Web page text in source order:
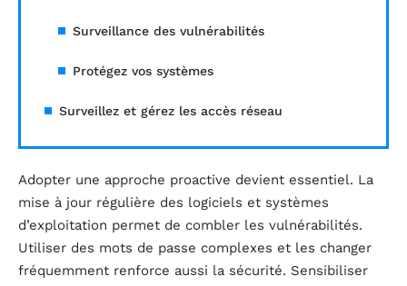
Surveillance des vulnérabilités
Protégez vos systèmes
Surveillez et gérez les accès réseau
Adopter une approche proactive devient essentiel. La
mise à jour régulière des logiciels et systèmes
d’exploitation permet de combler les vulnérabilités.
Utiliser des mots de passe complexes et les changer
fréquemment renforce aussi la sécurité. Sensibiliser